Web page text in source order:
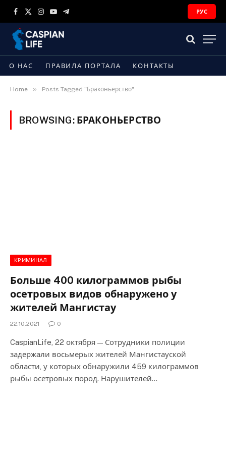
Facebook
X
Instagram
YouTubeTelegram
РУС
О НАС ПРАВИЛА ПОРТАЛА КОНТАКТЫ
Home » Posts Tagged "Браконьерство"
BROWSING: БРАКОНЬЕРСТВО
КРИМИНАЛ
Больше 400 килограммов рыбы
осетровых видов обнаружено у
жителей Мангистау
22.10.2021 0
CaspianLife, 22 октября — Сотрудники полиции
задержали восьмерых жителей Мангистауской
области, у которых обнаружили 459 килограммов
рыбы осетровых пород. Нарушителей…